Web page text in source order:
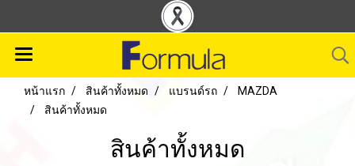
หน้าแรก สินค้าทั้งหมด แบรนด์รถ
MAZDA
สินค้าทั้งหมด
สินค้าทั้งหมด